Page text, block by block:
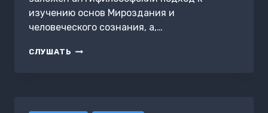
изучению основ Мироздания и
человеческого сознания, а,…
СЛУШАТЬ СТО